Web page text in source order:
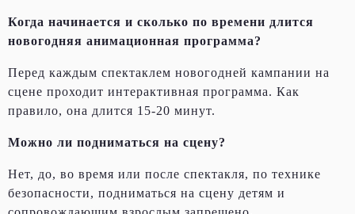
Когда начинается и сколько по времени длится
новогодняя анимационная программа?
Перед каждым спектаклем новогодней кампании на
сцене проходит интерактивная программа. Как
правило, она длится 15-20 минут.
Можно ли подниматься на сцену?
Нет, до, во время или после спектакля, по технике
безопасности, подниматься на сцену детям и